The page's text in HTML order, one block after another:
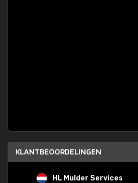
KLANTBEOORDELINGEN
HL Mulder Services